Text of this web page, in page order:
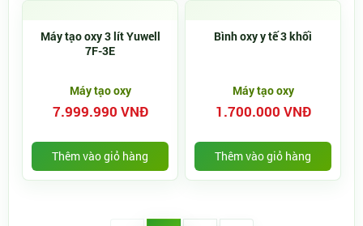
Máy tạo oxy 3 lít Yuwell
7F-3E
Máy tạo oxy
7.999.990 VNĐ
Thêm vào giỏ hàng
Bình oxy y tế 3 khối
Máy tạo oxy
1.700.000 VNĐ
Thêm vào giỏ hàng